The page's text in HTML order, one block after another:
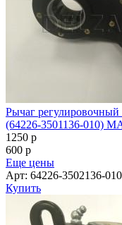
Рычаг
(64226-3501136-010)
1250 p
600 p
Еще цены
Арт: 64226-3502136-010
Купить